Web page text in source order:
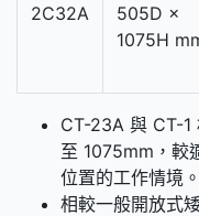
2C32A
505D ×
1075H
CT-23A 與 CT-1
至 1075mm，較
位置的工作情境。
相較一般開放式